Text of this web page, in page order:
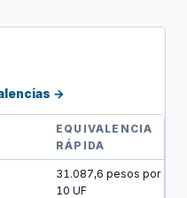
→
EQUIVALENCIA
RÁPIDA
31.087,6 pesos por
10 UF